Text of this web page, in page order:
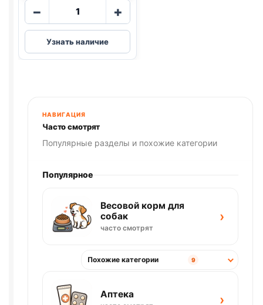
−
Количество
AlphaPet
влаж.
(СТЕРИЛ.,
80г
+
Узнать наличие
НАВИГАЦИЯ
Часто смотрят
Популярные разделы и похожие категории
Популярное
Весовой корм для
собак
часто смотрят
›
Похожие категории 9
Аптека ›